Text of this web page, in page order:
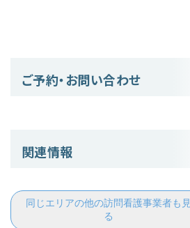
ご予約・お問い合わせ
関連情報
同じエリアの他の訪問看護事業者も見
る